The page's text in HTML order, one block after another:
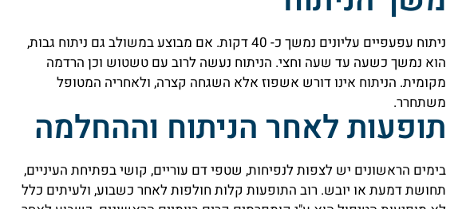
ניתוח עפעפיים עליונים נמשך כ- 40 דקות. אם מבוצע במשולב גם ניתוח גבות,
הוא נמשך כשעה עד שעה וחצי. הניתוח נעשה לרוב עם טשטוש וכן הרדמה
מקומית. הניתוח אינו דורש אשפוז אלא השגחה קצרה, ולאחריה המטופל
משתחרר.
תופעות לאחר הניתוח וההחלמה
בימים הראשונים יש לצפות לנפיחות, שטפי דם עוריים, קושי בפתיחת העיניים,
תחושת דמעת או יובש. רוב התופעות קלות חולפות לאחר כשבוע, ולעיתים כלל